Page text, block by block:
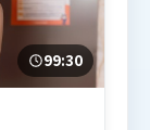
99:30